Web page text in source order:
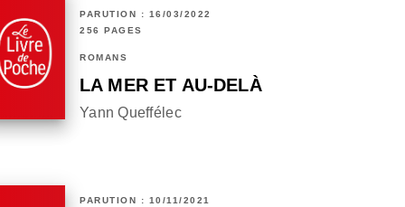
PARUTION : 16/03/2022
256 PAGES
ROMANS
LA MER ET AU-DELÀ
Yann Queffélec
PARUTION : 10/11/2021